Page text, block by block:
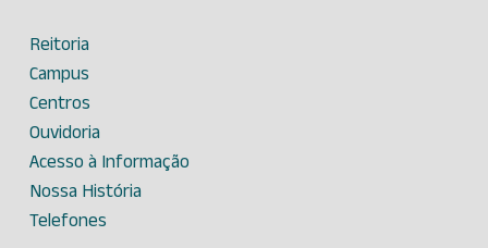
Reitoria
Campus
Centros
Ouvidoria
Acesso à Informação
Nossa História
Telefones